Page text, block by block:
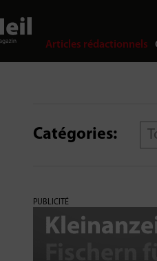
Articles rédactionnels
Catégories:
PUBLICITÉ